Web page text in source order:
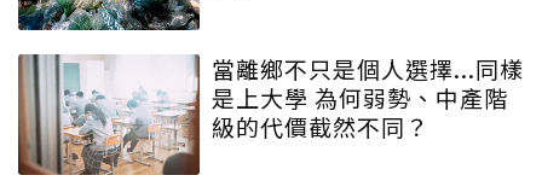
當離鄉不只是個人選擇...同樣
是上大學 為何弱勢、中產階
級的代價截然不同？